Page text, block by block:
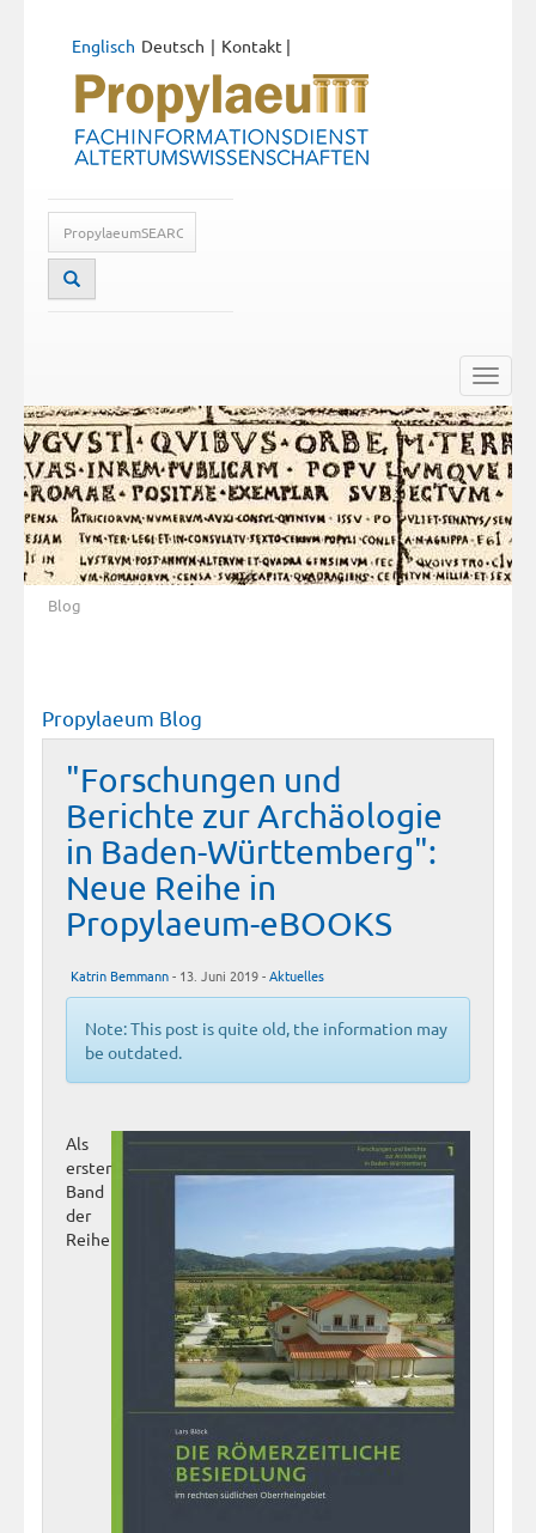
Deutsch
Englisch Kontakt |
Toggle
Blog
Propylaeum Blog
"Forschungen und
Berichte zur Archäologie
in Baden-Württemberg":
Neue Reihe in
Propylaeum-eBOOKS
Katrin Bemmann- 13. Juni 2019 -Aktuelles
Note: This post is quite old, the information may
be outdated.
Als
erster
Band
der
Reihe